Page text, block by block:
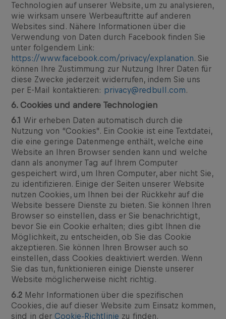
Technologien auf unserer Website, um zu analysieren,
wie wirksam unsere Werbeauftritte auf anderen
Websites sind. Nähere Informationen über die
Verwendung von Daten durch Facebook finden Sie
unter folgendem Link:
https://www.facebook.com/privacy/explanation. Sie
können Ihre Zustimmung zur Nutzung Ihrer Daten für
diese Zwecke jederzeit widerrufen, indem Sie uns
per E-Mail kontaktieren: privacy@redbull.com.
6. Cookies und andere Technologien
6.1 Wir erheben Daten automatisch durch die
Nutzung von “Cookies”. Ein Cookie ist eine Textdatei,
die eine geringe Datenmenge enthält, welche eine
Website an Ihren Browser senden kann und welche
dann als anonymer Tag auf Ihrem Computer
gespeichert wird, um Ihren Computer, aber nicht Sie,
zu identifizieren. Einige der Seiten unserer Website
nutzen Cookies, um Ihnen bei der Rückkehr auf die
Website bessere Dienste zu bieten. Sie können Ihren
Browser so einstellen, dass er Sie benachrichtigt,
bevor Sie ein Cookie erhalten; dies gibt Ihnen die
Möglichkeit, zu entscheiden, ob Sie das Cookie
akzeptieren. Sie können Ihren Browser auch so
einstellen, dass Cookies deaktiviert werden. Wenn
Sie das tun, funktionieren einige Dienste unserer
Website möglicherweise nicht richtig.
6.2 Mehr Informationen über die spezifischen
Cookies, die auf dieser Website zum Einsatz kommen,
sind in der Cookie-Richtlinie zu finden.